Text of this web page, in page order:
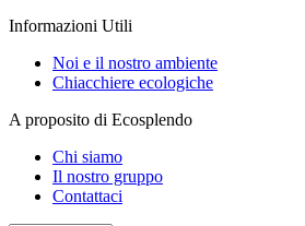
Informazioni Utili
Noi e il nostro ambiente
Chiacchiere ecologiche
A proposito di Ecosplendo
Chi siamo
Il nostro gruppo
Contattaci